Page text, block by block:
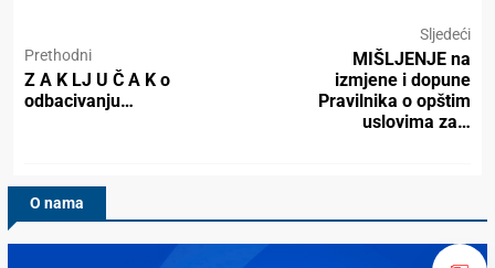
Prethodni
Z A K LJ U Č A K o
odbacivanju…
Sljedeći
MIŠLJENJE na
izmjene i dopune
Pravilnika o opštim
uslovima za…
O nama